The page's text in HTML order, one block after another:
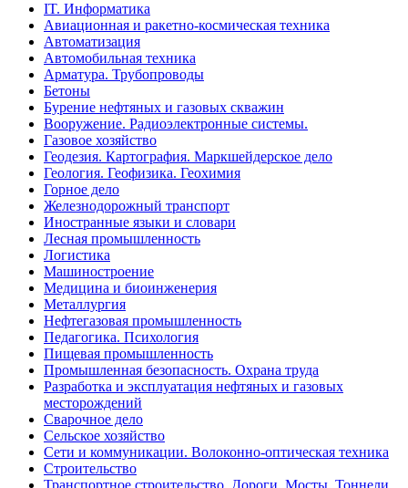
IT. Информатика
Авиационная и ракетно-космическая техника
Автоматизация
Автомобильная техника
Арматура. Трубопроводы
Бетоны
Бурение нефтяных и газовых скважин
Вооружение. Радиоэлектронные системы.
Газовое хозяйство
Геодезия. Картография. Маркшейдерское дело
Геология. Геофизика. Геохимия
Горное дело
Железнодорожный транспорт
Иностранные языки и словари
Лесная промышленность
Логистика
Машиностроение
Медицина и биоинженерия
Металлургия
Нефтегазовая промышленность
Педагогика. Психология
Пищевая промышленность
Промышленная безопасность. Охрана труда
Разработка и эксплуатация нефтяных и газовых
месторождений
Сварочное дело
Сельское хозяйство
Сети и коммуникации. Волоконно-оптическая техника
Строительство
Транспортное строительство. Дороги. Мосты. Тоннели